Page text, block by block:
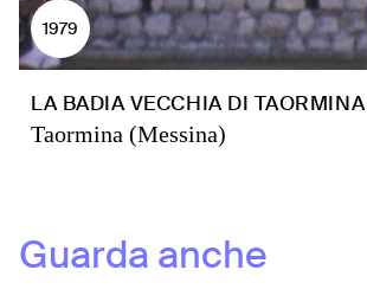
1979
LA BADIA VECCHIA DI TAORMINA
Taormina (Messina)
Guarda anche